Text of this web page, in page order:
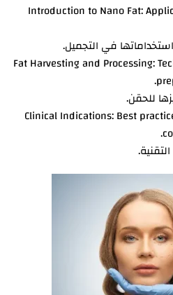
• Fat Harvesting and Processing:
للحقن.
• Clinical Indications: Best